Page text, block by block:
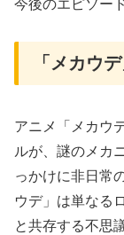
今後のエピソー
「メカウ
アニメ「メカウ
ルが、謎のメカ
っかけに非日常
ウデ」は単なる
と共存する不思